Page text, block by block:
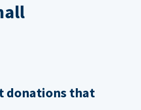
donations that